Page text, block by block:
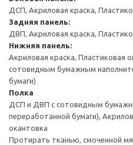
ДСП, Акриловая краска,
Задняя панель:
ДВП, Акриловая краска,
Нижняя панель:
Акриловая краска, Пластиковая
сотовидным бумажным
бумаги)
Полка
ДСП и ДВП с сотовидным
переработанной бумаги),
окантовка
Протирать тканью, смоченной